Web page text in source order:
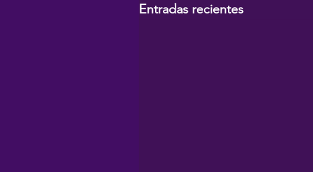
Entradas recientes